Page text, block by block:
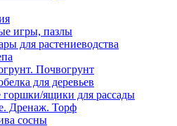
игры, пазлы
для растениеводства
Почвогрунт
для деревьев
ящики для рассады
Дренаж. Торф
сосны